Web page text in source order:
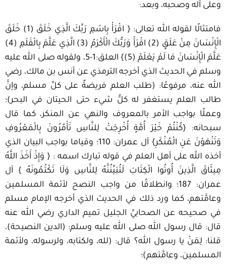
وعلى آله وصحبه، وبعد:
فامتثالًا لقوله الله تعالى: { اقْرَأْ بِاسْمِ رَبِّكَ الَّذِي خَلَقَ (1) خَلَقَ
الْإِنْسَانَ مِنْ عَلَقٍ (2) اقْرَأْ وَرَبُّكَ الْأَكْرَمُ (3) الَّذِي عَلَّمَ بِالْقَلَمِ (4)
عَلَّمَ الْإِنْسَانَ مَا لَمْ يَعْلَمْ (5)} العلق:1-5، ولقوله صلى الله عليه
وسلم في الحديث الذي أخرجه الترمذي عن أنس بن مالك، رضي
الله عنه، مرفوعًا: (طلب العلم فريضةٌ على كلِّ مسلم، وإنَّ
طالب العلم يستغفر له كلُّ شيء حتى الحيتان في البحر)؛
وعملًا بواجب الأمر بالمعروف والنهي عن المنكر، كما قال
سبحانه: {كُنْتُمْ خَيْرَ أُمَّةٍ أُخْرِجَتْ لِلنَّاسِ تَأْمُرُونَ بِالْمَعْرُوفِ
وَتَنْهَوْنَ عَنِ الْمُنْكَرِ} آل عمران: 110؛ وقياما بواجب البيان الذي
أخذه الله على أهل العلم في قوله تبارك اسمه : { وَإِذْ أَخَذَ اللَّهُ
مِيثَاقَ الَّذِينَ أُوتُوا الْكِتَابَ لَتُبَيِّنُنَّهُ لِلنَّاسِ وَلَا تَكْتُمُونَهُ } آل
عمران: 187؛ وانطلاقًا من واجب النصح لأئمة المسلمين
وعامَّتهم، كما ورد ذلك في الحديث الذي أخرجه الإمام مسلم
في صحيحه عن الصحابيِّ الجليل تميم الداري رضي الله عنه
قال: قال رسول الله صلى الله عليه وسلم: (الدين النصيحة)،
قلنا: لِمَنْ يا رسول الله؟ قال: (لله، ولكتابه، ولرسوله، ولأئمة
المسلمين، وعامَّتهم)؛